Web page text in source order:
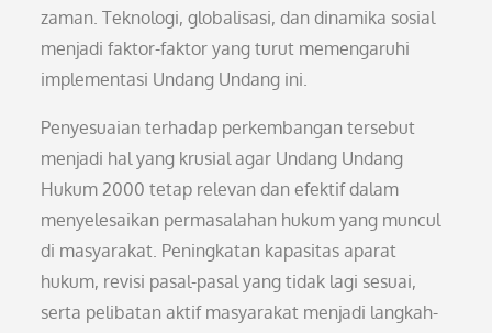
zaman. Teknologi, globalisasi, dan dinamika sosial
menjadi faktor-faktor yang turut memengaruhi
implementasi Undang Undang ini.
Penyesuaian terhadap perkembangan tersebut
menjadi hal yang krusial agar Undang Undang
Hukum 2000 tetap relevan dan efektif dalam
menyelesaikan permasalahan hukum yang muncul
di masyarakat. Peningkatan kapasitas aparat
hukum, revisi pasal-pasal yang tidak lagi sesuai,
serta pelibatan aktif masyarakat menjadi langkah-